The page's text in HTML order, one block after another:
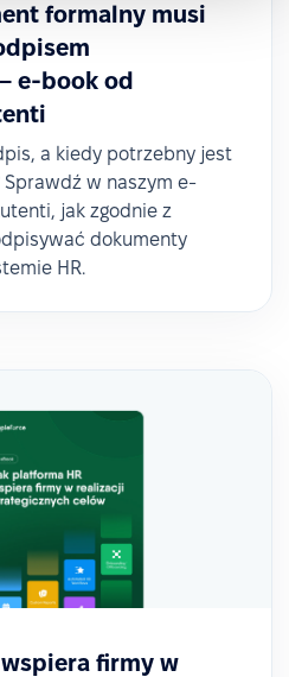
formalny musi
e-book od
a kiedy potrzebny jest
w naszym e-
jak zgodnie z
dokumenty
HR.
firmy w